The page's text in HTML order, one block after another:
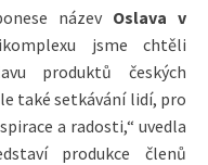
název Oslava v
jsme chtěli
produktů českých
také setkávání lidí, pro
a radosti,“ uvedla
produkce členů